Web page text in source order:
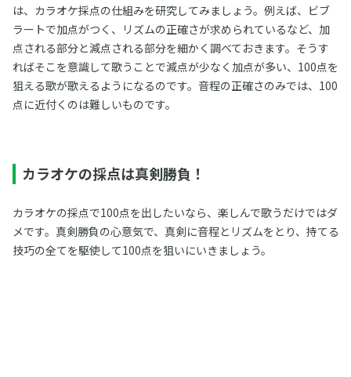
は、カラオケ採点の仕組みを研究してみましょう。例えば、ビブ
ラートで加点がつく、リズムの正確さが求められているなど、加
点される部分と減点される部分を細かく調べておきます。そうす
ればそこを意識して歌うことで減点が少なく加点が多い、100点を
狙える歌が歌えるようになるのです。音程の正確さのみでは、100
点に近付くのは難しいものです。
カラオケの採点は真剣勝負！
カラオケの採点で100点を出したいなら、楽しんで歌うだけではダ
メです。真剣勝負の心意気で、真剣に音程とリズムをとり、持てる
技巧の全てを駆使して100点を狙いにいきましょう。